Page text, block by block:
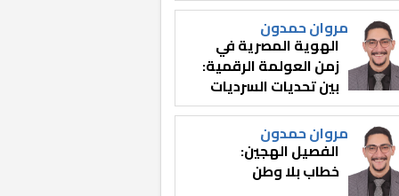
مروان حمدون
الهوية المصرية في
زمن العولمة الرقمية:
بين تحديات السرديات
وصناعة الوعي
مروان حمدون
الفصيل الهجين:
خطاب بلا وطن